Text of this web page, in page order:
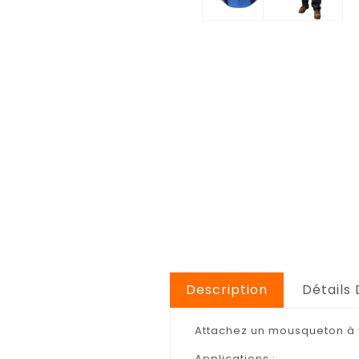
Description Détails
Attachez un mousqueton